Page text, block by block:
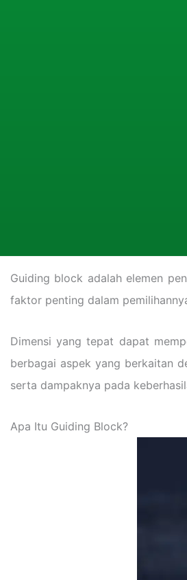
Guiding block adalah elemen
faktor penting dalam
Dimensi yang tepat dapat
berbagai aspek yang berkaitan
serta dampaknya pada
Apa Itu Guiding Block?